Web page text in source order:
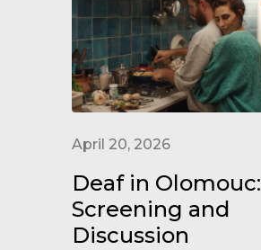
April 20, 2026
Deaf in Olomouc:
Screening and
Discussion